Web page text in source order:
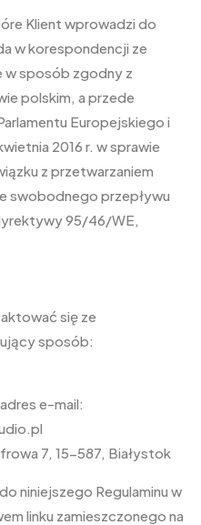
Klient wprowadzi do
w korespondencji ze
w sposób zgodny z
polskim, a przede
Europejskiego i
2016 r. w sprawie
z przetwarzaniem
swobodnego przepływu
95/46/WE,
się ze
sposób:
e-mail:
7, 15-587, Białystok
niniejszego Regulaminu w
linku zamieszczonego na